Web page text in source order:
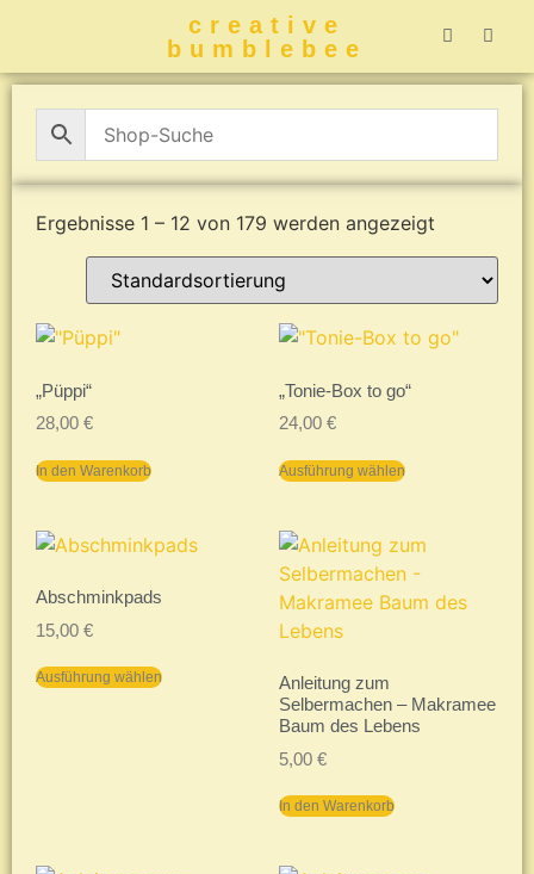
creative
bumblebee
Ergebnisse 1 – 12 von 179 werden angezeigt
„Püppi“
28,00 €
In den Warenkorb
„Tonie-Box to go“
24,00 €
Ausführung wählen
Abschminkpads
15,00 €
Ausführung wählen
Anleitung zum
Selbermachen – Makramee
Baum des Lebens
5,00 €
In den Warenkorb